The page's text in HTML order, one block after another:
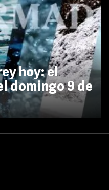
hoy: el
domingo 9 de